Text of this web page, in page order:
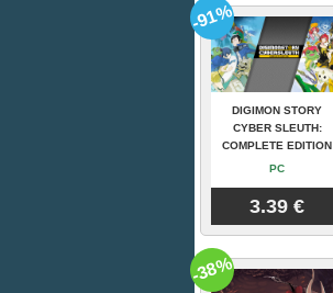
DIGIMON STORY
CYBER SLEUTH:
COMPLETE EDITION
PC
3.39 €
-91%
-38%